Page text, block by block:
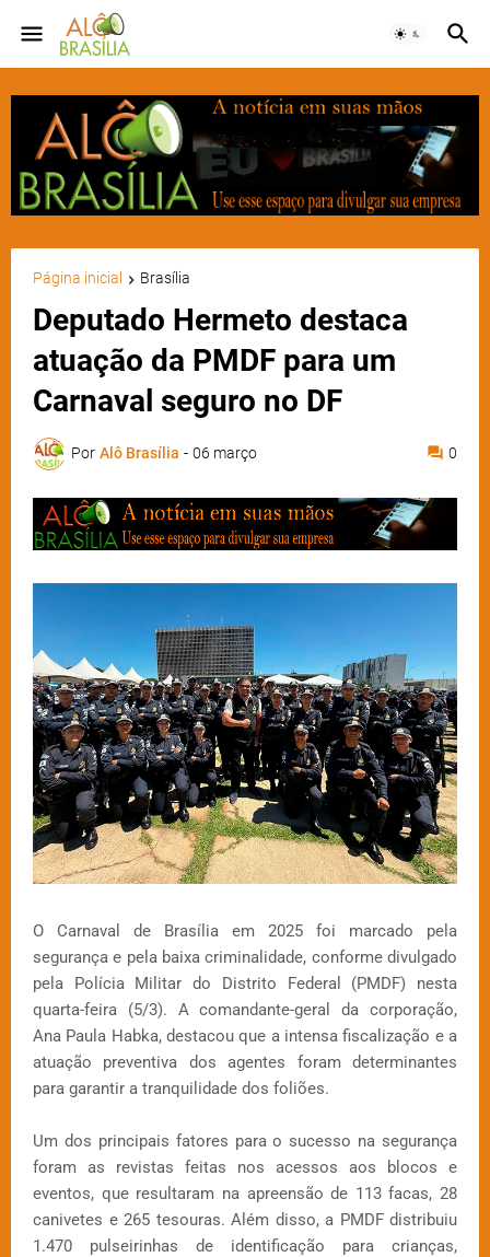
Página inicial Brasília
Deputado Hermeto destaca
atuação da PMDF para um
Carnaval seguro no DF
Por Alô Brasília - 06 março 0
O Carnaval de Brasília em 2025 foi marcado pela
segurança e pela baixa criminalidade, conforme divulgado
pela Polícia Militar do Distrito Federal (PMDF) nesta
quarta-feira (5/3). A comandante-geral da corporação,
Ana Paula Habka, destacou que a intensa fiscalização e a
atuação preventiva dos agentes foram determinantes
para garantir a tranquilidade dos foliões.
Um dos principais fatores para o sucesso na segurança
foram as revistas feitas nos acessos aos blocos e
eventos, que resultaram na apreensão de 113 facas, 28
canivetes e 265 tesouras. Além disso, a PMDF distribuiu
1.470 pulseirinhas de identificação para crianças,